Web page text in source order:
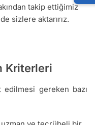
takip ettiğimiz
sizlere aktarırız.
Kriterleri
gereken bazı